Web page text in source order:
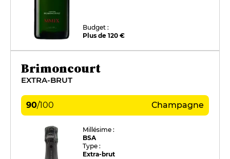
Budget :
Plus de 120 €
Brimoncourt
EXTRA-BRUT
90/100 Champagne
Millésime :
BSA
Type :
Extra-brut